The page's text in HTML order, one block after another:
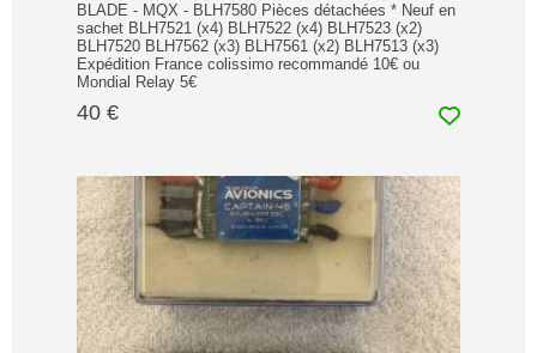
BLADE - MQX - BLH7580 Pièces détachées * Neuf en
sachet BLH7521 (x4) BLH7522 (x4) BLH7523 (x2)
BLH7520 BLH7562 (x3) BLH7561 (x2) BLH7513 (x3)
Expédition France colissimo recommandé 10€ ou
Mondial Relay 5€
40 €